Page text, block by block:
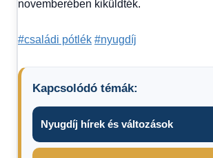
novemberében kiküldték.
#családi pótlék #nyugdíj
Kapcsolódó témák:
Nyugdíj hírek és változások